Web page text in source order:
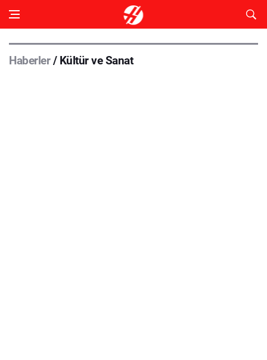
Haberler/ Kültür ve Sanat